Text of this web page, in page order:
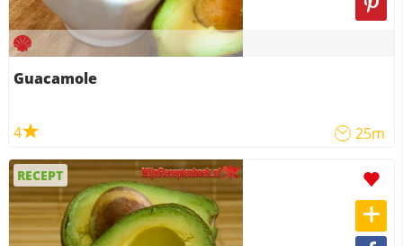
Guacamole
4 25m
RECEPT